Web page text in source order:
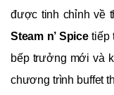
được tinh chỉnh về
Steam n’ Spicetiếp
bếp trưởng mới và
chương trình buffet